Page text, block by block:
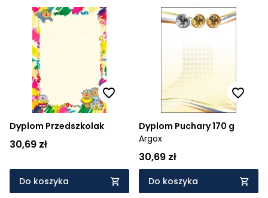
Dyplom Przedszkolak
30,69 zł
Do koszyka
Dyplom Puchary 170 g
Argox
30,69 zł
Do koszyka